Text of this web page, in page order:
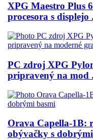
XPG Maestro Plus
procesora s displejo
PC zdroj XPG
pripravený na mod
Orava Capella-1B:
obývačky s